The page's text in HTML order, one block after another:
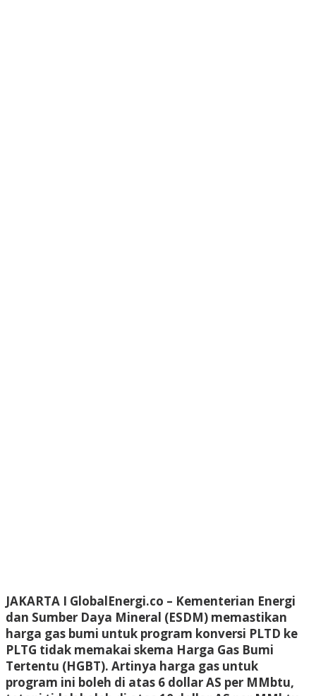
JAKARTA I GlobalEnergi.co – Kementerian Energi
dan Sumber Daya Mineral (ESDM) memastikan
harga gas bumi untuk program konversi PLTD ke
PLTG tidak memakai skema Harga Gas Bumi
Tertentu (HGBT). Artinya harga gas untuk
program ini boleh di atas 6 dollar AS per MMbtu,